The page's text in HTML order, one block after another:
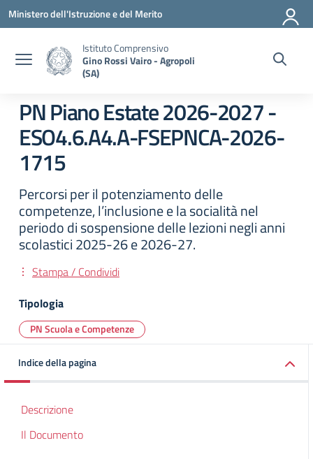
Vai ai contenuti
Vai al menu di navigazione
Vai al footer
Ministero dell'Istruzione e del Merito
Istituto Comprensivo
Gino Rossi Vairo - Agropoli
(SA)
PN Piano Estate 2026-2027 -
ESO4.6.A4.A-FSEPNCA-2026-
1715
Percorsi per il potenziamento delle
competenze, l’inclusione e la socialità nel
periodo di sospensione delle lezioni negli anni
scolastici 2025-26 e 2026-27.
Stampa / Condividi
Tipologia
PN Scuola e Competenze
Indice della pagina
Descrizione
Il Documento